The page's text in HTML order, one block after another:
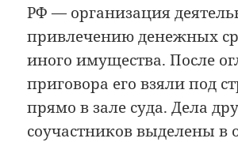
РФ — организация
привлечению денежных
иного имущества. После
приговора его взяли под
прямо в зале суда. Дела
соучастников выделены в